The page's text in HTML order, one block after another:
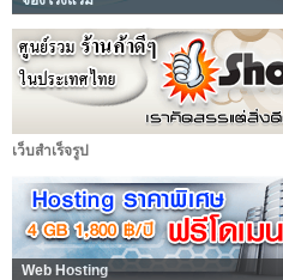
เว็บสำเร็จรูป
Web Hosting